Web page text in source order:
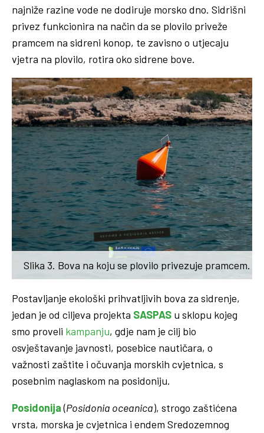
najniže razine vode ne dodiruje morsko dno. Sidrišni
privez funkcionira na način da se plovilo priveže
pramcem na sidreni konop, te zavisno o utjecaju
vjetra na plovilo, rotira oko sidrene bove.
Slika 3. Bova na koju se plovilo privezuje pramcem.
Postavljanje ekološki prihvatljivih bova za sidrenje,
jedan je od ciljeva projekta SASPAS u sklopu kojeg
smo proveli kampanju, gdje nam je cilj bio
osvještavanje javnosti, posebice nautičara, o
važnosti zaštite i očuvanja morskih cvjetnica, s
posebnim naglaskom na posidoniju.
Posidonija (Posidonia oceanica), strogo zaštićena
vrsta, morska je cvjetnica i endem Sredozemnog